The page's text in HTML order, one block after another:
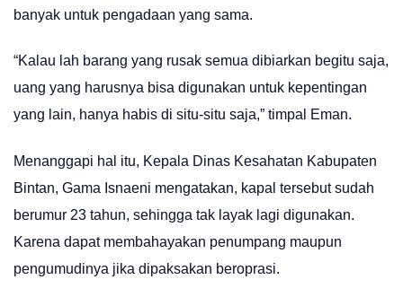
banyak untuk pengadaan yang sama.
“Kalau lah barang yang rusak semua dibiarkan begitu saja,
uang yang harusnya bisa digunakan untuk kepentingan
yang lain, hanya habis di situ-situ saja,” timpal Eman.
Menanggapi hal itu, Kepala Dinas Kesahatan Kabupaten
Bintan, Gama Isnaeni mengatakan, kapal tersebut sudah
berumur 23 tahun, sehingga tak layak lagi digunakan.
Karena dapat membahayakan penumpang maupun
pengumudinya jika dipaksakan beroprasi.